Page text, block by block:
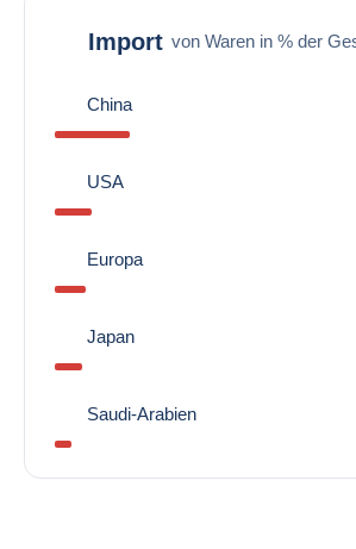
Import von Waren in % der
China
USA
Europa
Japan
Saudi-Arabien